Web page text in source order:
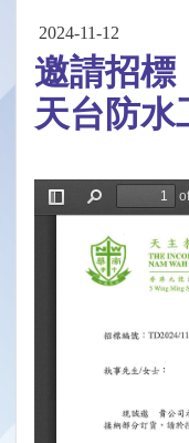
2024-11-12
邀請招標
天台防水